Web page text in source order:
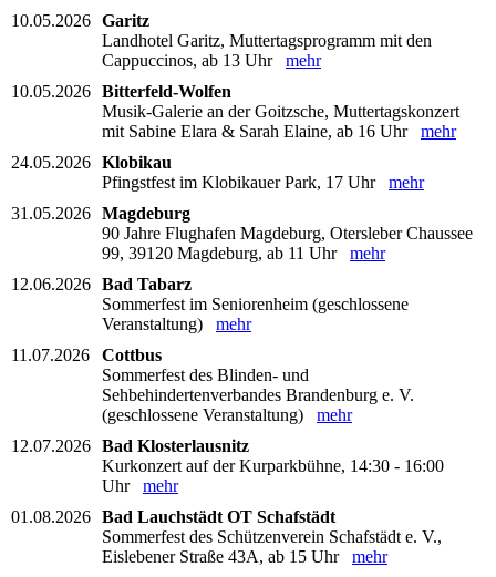
10.05.2026 Garitz
Landhotel Garitz, Muttertagsprogramm mit den
Cappuccinos, ab 13 Uhr mehr
10.05.2026 Bitterfeld-Wolfen
Musik-Galerie an der Goitzsche, Muttertagskonzert
mit Sabine Elara & Sarah Elaine, ab 16 Uhr mehr
24.05.2026 Klobikau
Pfingstfest im Klobikauer Park, 17 Uhr mehr
31.05.2026 Magdeburg
90 Jahre Flughafen Magdeburg, Otersleber Chaussee
99, 39120 Magdeburg, ab 11 Uhr mehr
12.06.2026 Bad Tabarz
Sommerfest im Seniorenheim (geschlossene
Veranstaltung) mehr
11.07.2026
Cottbus
Sommerfest des Blinden- und
Sehbehindertenverbandes Brandenburg e. V.
(geschlossene Veranstaltung) mehr
12.07.2026 Bad Klosterlausnitz
Kurkonzert auf der Kurparkbühne, 14:30 - 16:00
Uhr mehr
01.08.2026 Bad Lauchstädt OT Schafstädt
Sommerfest des Schützenverein Schafstädt e. V.,
Eislebener Straße 43A, ab 15 Uhr mehr